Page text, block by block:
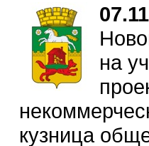
на
кузница